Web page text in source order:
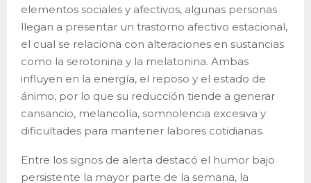
elementos sociales y afectivos, algunas personas
llegan a presentar un trastorno afectivo estacional,
el cual se relaciona con alteraciones en sustancias
como la serotonina y la melatonina. Ambas
influyen en la energía, el reposo y el estado de
ánimo, por lo que su reducción tiende a generar
cansancio, melancolía, somnolencia excesiva y
dificultades para mantener labores cotidianas.
Entre los signos de alerta destacó el humor bajo
persistente la mayor parte de la semana, la